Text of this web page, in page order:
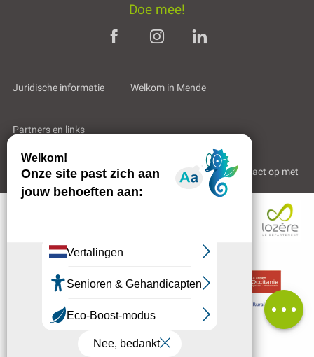
Beschrijving
Tarieven
Beoordelingen
Doe mee!
Juridische informatie Welkom in Mende
Partners en links
Professioneel gebied Wie zijn wij? Neem contact op met